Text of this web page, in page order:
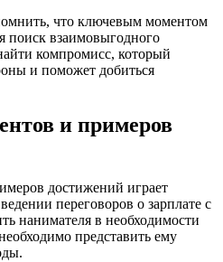
что ключевым моментом
поиск взаимовыгодного
компромисс, который
и поможет добиться
и примеров
достижений играет
переговоров о зарплате с
нанимателя в необходимости
представить ему